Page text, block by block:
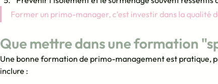
Former un primo-manager, c’est investir dans la qualité
Que mettre dans une formation
Une bonne formation de primo-management est pratique,
inclure :